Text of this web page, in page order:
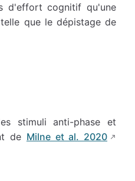
d'effort cognitif qu'une
que le dépistage de
stimuli anti-phase et
de Milne et al. 2020